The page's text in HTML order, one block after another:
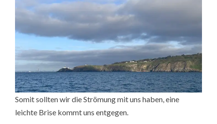
Somit sollten wir die Strömung mit uns haben, eine
leichte Brise kommt uns entgegen.